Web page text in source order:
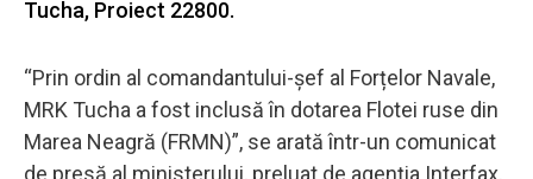
Tucha, Proiect 22800.
“Prin ordin al comandantului-șef al Forțelor Navale,
MRK Tucha a fost inclusă în dotarea Flotei ruse din
Marea Neagră (FRMN)”, se arată într-un comunicat
de presă al ministerului, preluat de agenția Interfax.